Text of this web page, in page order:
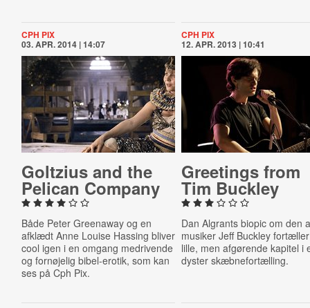
CPH PIX
03. APR. 2014 | 14:07
Goltzius and the
Pelican Company
Både Peter Greenaway og en
afklædt Anne Louise Hassing bliver
cool igen i en omgang medrivende
og fornøjelig bibel-erotik, som kan
ses på Cph Pix.
CPH PIX
12. APR. 2013 | 10:41
Greetings from
Tim Buckley
Dan Algrants biopic om den
musiker Jeff Buckley
lille, men afgørende kapitel i
dyster skæbnefortælling.